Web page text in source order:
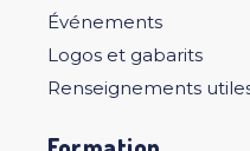
Événements
Logos et gabarits
Renseignements